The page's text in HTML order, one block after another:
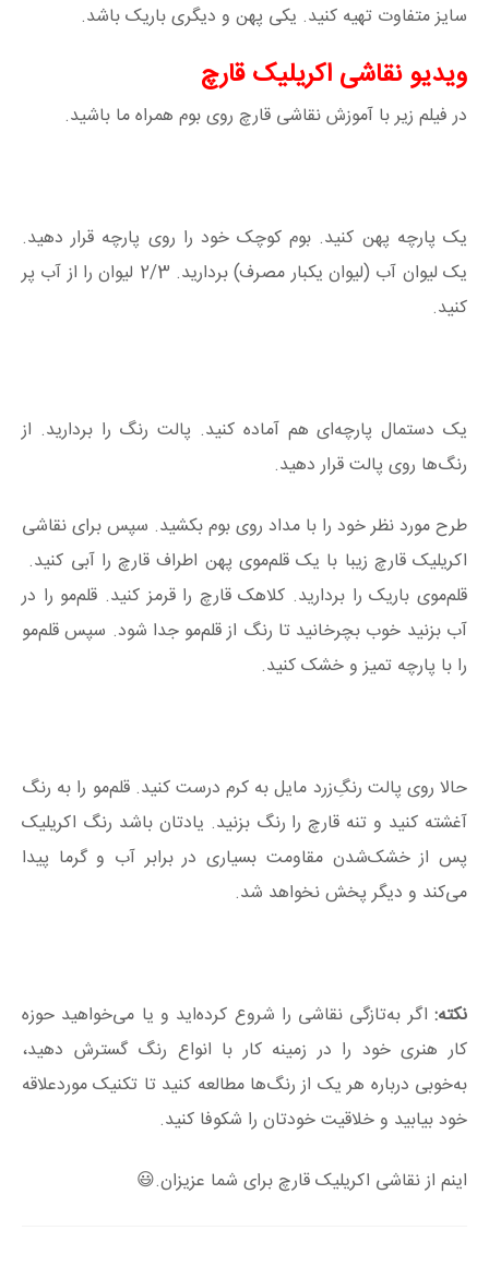
سایز متفاوت تهیه کنید. یکی پهن و دیگری باریک باشد.
ویدیو نقاشی اکریلیک قارچ
در فیلم زیر با آموزش نقاشی قارچ روی بوم همراه ما باشید.
یک پارچه پهن کنید. بوم کوچک خود را روی پارچه قرار دهید.
یک لیوان آب (لیوان یکبار مصرف) بردارید. 2/3 لیوان را از آب پر
کنید.
یک دستمال پارچه‌ای هم آماده کنید. پالت رنگ را بردارید. از
رنگ‌ها روی پالت قرار دهید.
طرح مورد نظر خود را با مداد روی بوم بکشید. سپس برای نقاشی
اکریلیک قارچ زیبا با یک قلم‌موی پهن اطراف قارچ را آبی کنید.
قلم‌موی باریک را بردارید. کلاهک قارچ را قرمز کنید. قلم‌مو را در
آب بزنید خوب بچرخانید تا رنگ از قلم‌مو جدا شود. سپس قلم‌مو
را با پارچه تمیز و خشک کنید.
حالا روی پالت رنگِ‌زرد مایل به کرم درست کنید. قلم‌مو را به رنگ
آغشته کنید و تنه قارچ را رنگ بزنید. یادتان باشد رنگ اکریلیک
پس از خشک‌شدن مقاومت بسیاری در برابر آب و گرما پیدا
می‌کند و دیگر پخش نخواهد شد.
نکته: اگر به‌تازگی نقاشی را شروع کرده‌اید و یا می‌خواهید حوزه
کار هنری خود را در زمینه کار با انواع رنگ گسترش دهید،
به‌خوبی درباره هر یک از رنگ‌ها مطالعه کنید تا تکنیک موردعلاقه
خود بیابید و خلاقیت خودتان را شکوفا کنید.
اینم از نقاشی اکریلیک قارچ برای شما عزیزان.😃